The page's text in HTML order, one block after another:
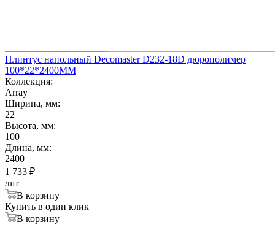
Плинтус напольный Decomaster D232-18D дюрополимер
100*22*2400ММ
Коллекция:
Array
Ширина, мм:
22
Высота, мм:
100
Длина, мм:
2400
1 733 ₽
/шт
В корзину
Купить в один клик
В корзину